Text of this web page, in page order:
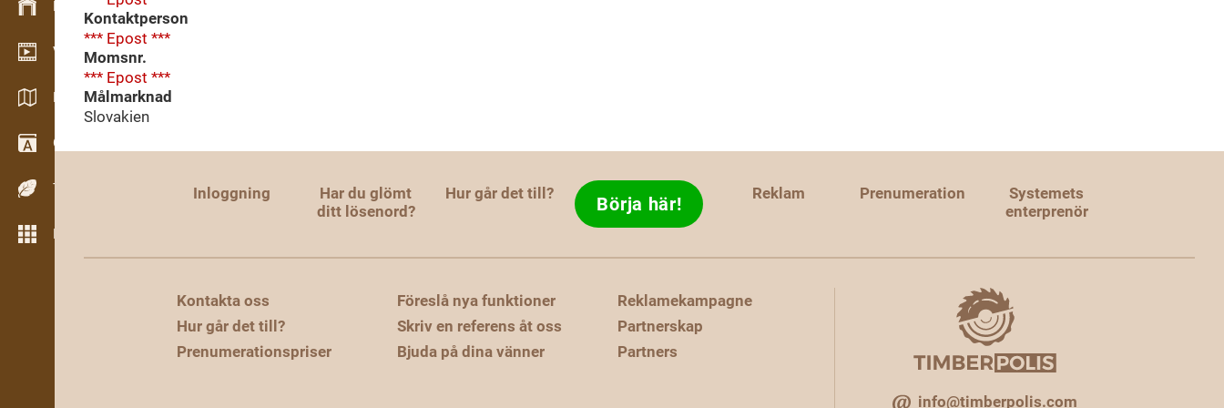
Lagerhantering
Videoshowroom
Kataloger / Broschyrer
Ordbok
Träslag
Fler verktyg
Kontaktperson
*** Epost ***
Momsnr.
*** Epost ***
Målmarknad
Slovakien
Inloggning
Har du glömt
ditt lösenord?
Hur går det till? Börja här! Reklam Prenumeration
Systemets
enterprenör
Kontakta oss
Hur går det till?
Prenumerationspriser
Föreslå nya funktioner
Skriv en referens åt oss
Bjuda på dina vänner
Reklamekampagne
Partnerskap
Partners
info@timberpolis.com